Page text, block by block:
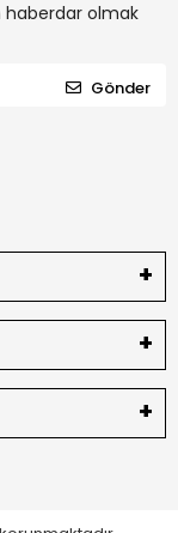
haberdar olmak
Gönder